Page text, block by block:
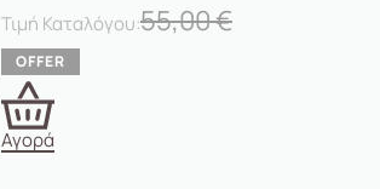
55,00€
Αγορά